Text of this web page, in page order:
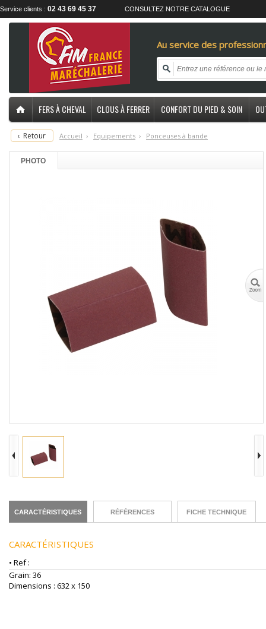
Service clients : 02 43 69 45 37 CONSULTEZ NOTRE CATALOGUE
Au service des
FERS À CHEVAL CLOUS À FERRER CONFORT DU PIED & SOIN
‹ Retour Accueil › Equipements › Ponceuses à bande
PHOTO
CARACTÉRISTIQUES RÉFÉRENCES FICHE TECHNIQUE
CARACTÉRISTIQUES
• Ref :
Grain: 36
Dimensions : 632 x 150